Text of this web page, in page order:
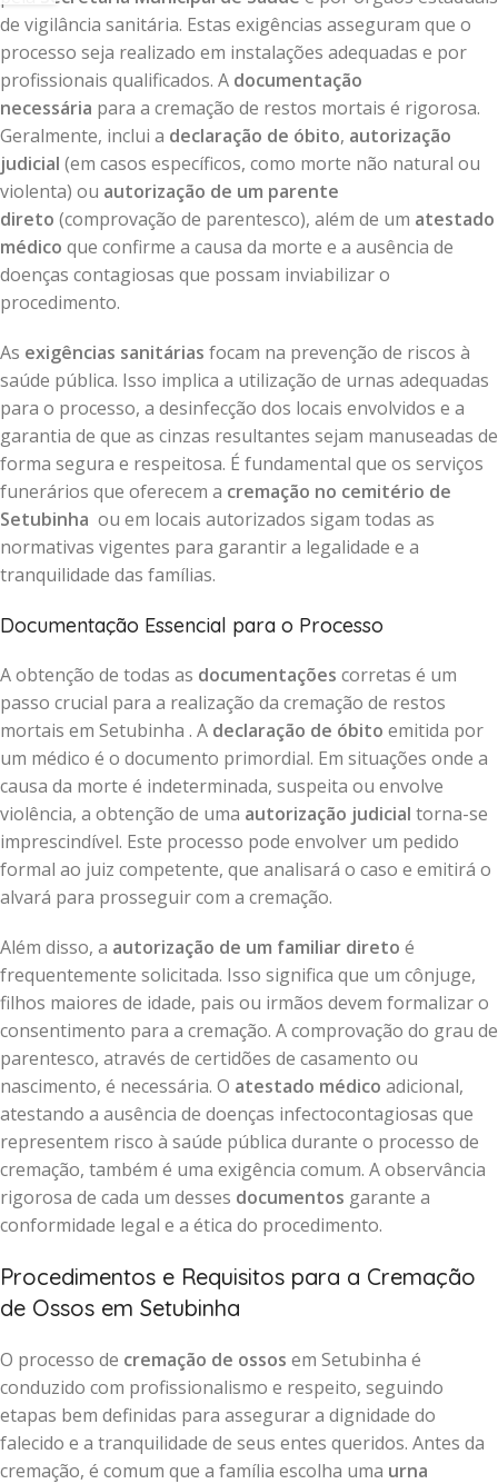
de vigilância sanitária. Estas exigências asseguram que o
processo seja realizado em instalações adequadas e por
profissionais qualificados. A documentação
necessária para a cremação de restos mortais é rigorosa.
Geralmente, inclui a declaração de óbito, autorização
judicial (em casos específicos, como morte não natural ou
violenta) ou autorização de um parente
direto (comprovação de parentesco), além de um atestado
médico que confirme a causa da morte e a ausência de
doenças contagiosas que possam inviabilizar o
procedimento.
As exigências sanitárias focam na prevenção de riscos à
saúde pública. Isso implica a utilização de urnas adequadas
para o processo, a desinfecção dos locais envolvidos e a
garantia de que as cinzas resultantes sejam manuseadas de
forma segura e respeitosa. É fundamental que os serviços
funerários que oferecem a cremação no cemitério de
Setubinha ou em locais autorizados sigam todas as
normativas vigentes para garantir a legalidade e a
tranquilidade das famílias.
Documentação Essencial para o Processo
A obtenção de todas as documentações corretas é um
passo crucial para a realização da cremação de restos
mortais em Setubinha . A declaração de óbito emitida por
um médico é o documento primordial. Em situações onde a
causa da morte é indeterminada, suspeita ou envolve
violência, a obtenção de uma autorização judicial torna-se
imprescindível. Este processo pode envolver um pedido
formal ao juiz competente, que analisará o caso e emitirá o
alvará para prosseguir com a cremação.
Além disso, a autorização de um familiar direto é
frequentemente solicitada. Isso significa que um cônjuge,
filhos maiores de idade, pais ou irmãos devem formalizar o
consentimento para a cremação. A comprovação do grau de
parentesco, através de certidões de casamento ou
nascimento, é necessária. O atestado médico adicional,
atestando a ausência de doenças infectocontagiosas que
representem risco à saúde pública durante o processo de
cremação, também é uma exigência comum. A observância
rigorosa de cada um desses documentos garante a
conformidade legal e a ética do procedimento.
Procedimentos e Requisitos para a Cremação
de Ossos em Setubinha
O processo de cremação de ossos em Setubinha é
conduzido com profissionalismo e respeito, seguindo
etapas bem definidas para assegurar a dignidade do
falecido e a tranquilidade de seus entes queridos. Antes da
cremação, é comum que a família escolha uma urna